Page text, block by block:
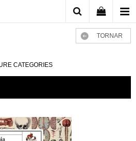
TORNAR
CATEGORIES